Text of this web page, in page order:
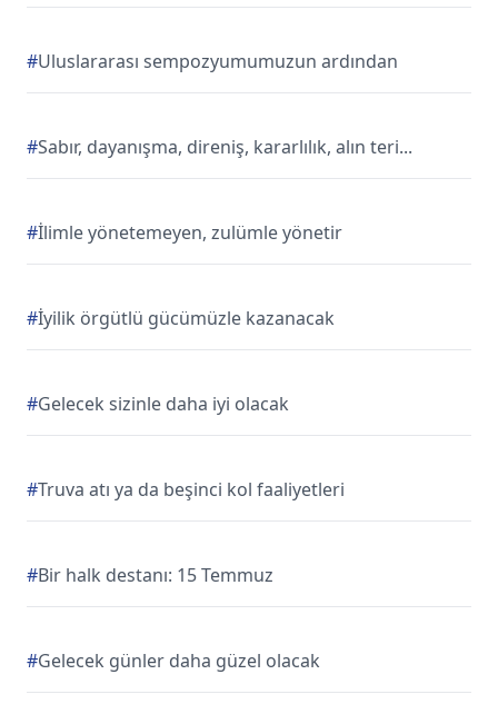
#Uluslararası sempozyumumuzun ardından
#Sabır, dayanışma, direniş, kararlılık, alın teri...
#İlimle yönetemeyen, zulümle yönetir
#İyilik örgütlü gücümüzle kazanacak
#Gelecek sizinle daha iyi olacak
#Truva atı ya da beşinci kol faaliyetleri
#Bir halk destanı: 15 Temmuz
#Gelecek günler daha güzel olacak